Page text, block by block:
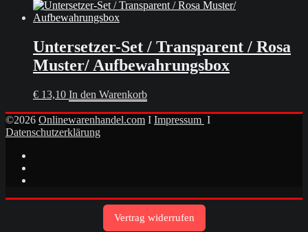
Untersetzer-Set / Transparent / Rosa
Muster/ Aufbewahrungsbox
€ 13,10 In den Warenkorb
©2026 Onlinewarenhandel.com I Impressum I
Datenschutzerklärung
Vertrag widerrufen